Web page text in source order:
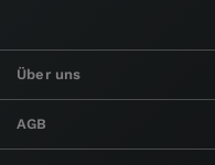
Über uns
AGB